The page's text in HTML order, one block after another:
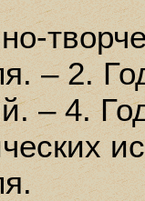
– 2.
– 4.